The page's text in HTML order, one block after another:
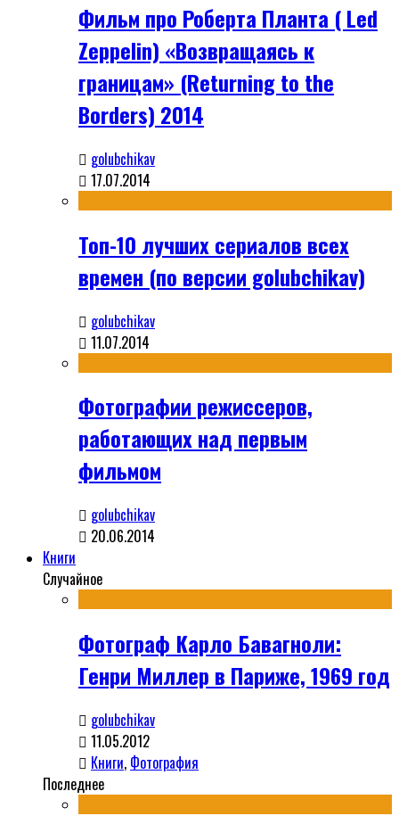
Фильм про Роберта Планта ( Led
Zeppelin) «Возвращаясь к
границам» (Returning to the
Borders) 2014
golubchikav
17.07.2014
Топ-10 лучших сериалов всех
времен (по версии golubchikav)
golubchikav
11.07.2014
Фотографии режиссеров,
работающих над первым
фильмом
golubchikav
20.06.2014
Книги
Случайное
Фотограф Карло Бавагноли:
Генри Миллер в Париже, 1969 год
golubchikav
11.05.2012
Книги, Фотография
Последнее